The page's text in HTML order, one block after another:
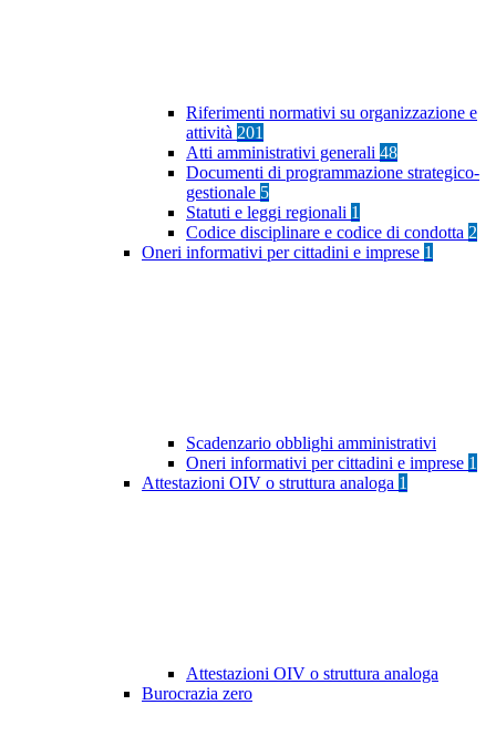
Riferimenti normativi su organizzazione e
attività 201
Atti amministrativi generali 48
Documenti di programmazione strategico-
gestionale 5
Statuti e leggi regionali 1
Codice disciplinare e codice di condotta 2
Oneri informativi per cittadini e imprese 1
Scadenzario obblighi amministrativi
Oneri informativi per cittadini e imprese 1
Attestazioni OIV o struttura analoga 1
Attestazioni OIV o struttura analoga
Burocrazia zero